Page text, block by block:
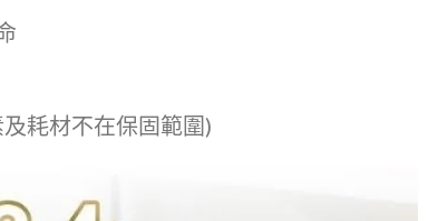
耗材不在保固範圍)